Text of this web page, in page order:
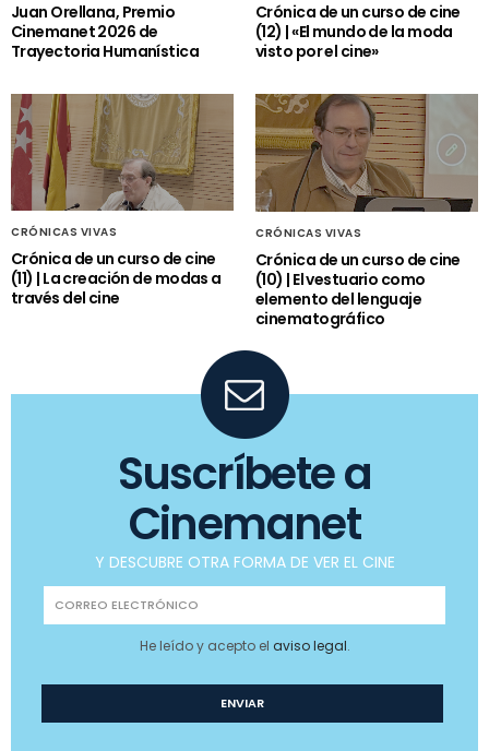
Juan Orellana, Premio
Cinemanet 2026 de
Trayectoria Humanística
Crónica de un curso de cine
(12) | «El mundo de la moda
visto por el cine»
CRÓNICAS VIVAS
Crónica de un curso de cine
(11) | La creación de modas a
través del cine
CRÓNICAS VIVAS
Crónica de un curso de cine
(10) | El vestuario como
elemento del lenguaje
cinematográfico
Suscríbete a
Cinemanet
Y DESCUBRE OTRA FORMA DE VER EL CINE
He leído y acepto el aviso legal.